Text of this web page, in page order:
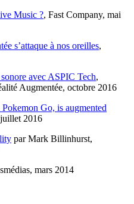
Music ?, Fast Company, mai
s’attaque à nos oreilles,
avec ASPIC Tech,
Augmentée, octobre 2016
Go, is augmented
2016
par Mark Billinhurst,
mars 2014